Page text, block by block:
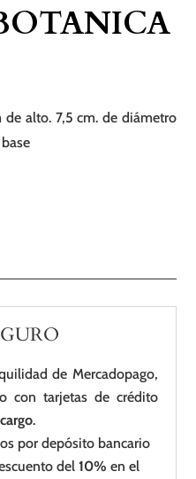
de alto. 7,5 cm. de diámetro
de Mercadopago,
con tarjetas de crédito
.
por depósito bancario
del10% en el